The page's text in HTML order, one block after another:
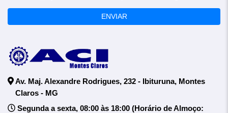
ENVIAR
Av. Maj. Alexandre Rodrigues, 232 - Ibituruna, Montes
Claros - MG
Segunda a sexta, 08:00 às 18:00 (Horário de Almoço: